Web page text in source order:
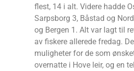
flest, 14 i alt. Videre hadde
Sarpsborg 3, Båstad og
og Bergen 1. Alt var lagt til
av fiskere allerede fredag.
muligheter for de som
overnatte i Hove leir, og en